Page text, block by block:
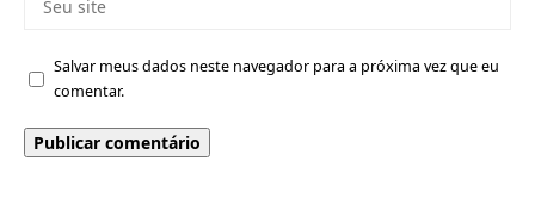
Salvar meus dados neste navegador para a próxima vez que eu
comentar.